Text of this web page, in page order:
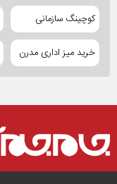
کوچینگ سازمانی
خرید میز اداری مدرن